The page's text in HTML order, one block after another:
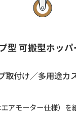
型 可搬型ホッパ
取付け／多用途カ
アモーター仕様）を